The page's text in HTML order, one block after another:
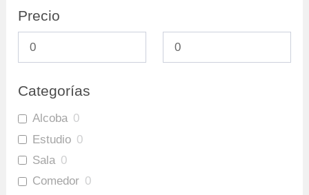
Precio
Categorías
Alcoba 0
Estudio 0
Sala 0
Comedor 0